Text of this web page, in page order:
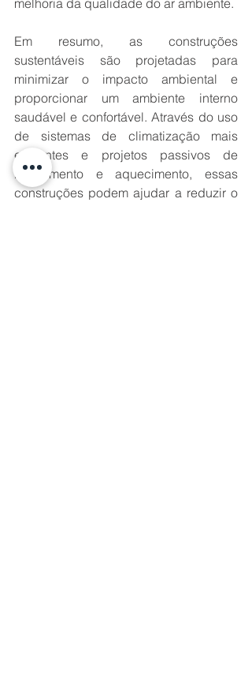
melhoria da qualidade do ar ambiente.
Em resumo, as construções
sustentáveis são projetadas para
minimizar o impacto ambiental e
proporcionar um ambiente interno
saudável e confortável. Através do uso
de sistemas de climatização mais
eficientes e projetos passivos de
resfriamento e aquecimento, essas
construções podem ajudar a reduzir o